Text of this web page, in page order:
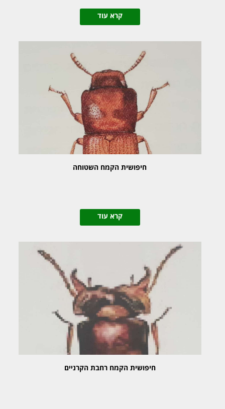
קרא עוד
חיפושית הקמח השטוחה
קרא עוד
חיפושית הקמח רחבת הקרניים